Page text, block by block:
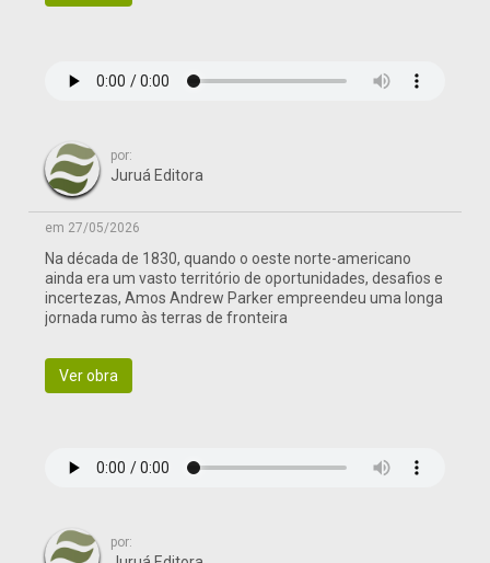
por:
Juruá Editora
em 27/05/2026
Na década de 1830, quando o oeste norte-americano
ainda era um vasto território de oportunidades, desafios e
incertezas, Amos Andrew Parker empreendeu uma longa
jornada rumo às terras de fronteira
Ver obra
por: